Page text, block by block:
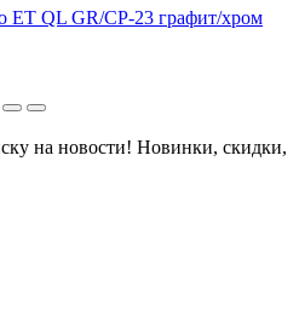
ET QL GR/CP-23 графит/хром
на новости! Новинки, скидки,